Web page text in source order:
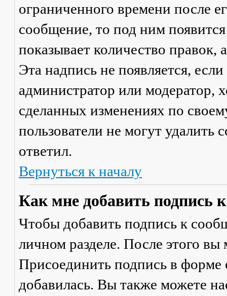
ограниченного времени после
сообщение, то под ним
показывает количество правок,
Эта надпись не появляется,
администратор или модератор,
сделанных изменениях по
пользователи не могут удалить
ответил.
Вернуться к началу
Как мне добавить подпись
Чтобы добавить подпись к
личном разделе. После этого
Присоединить подпись в форме
добавилась. Вы также можете